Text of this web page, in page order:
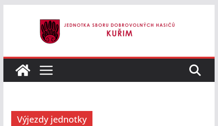
Výjezdy jednotky